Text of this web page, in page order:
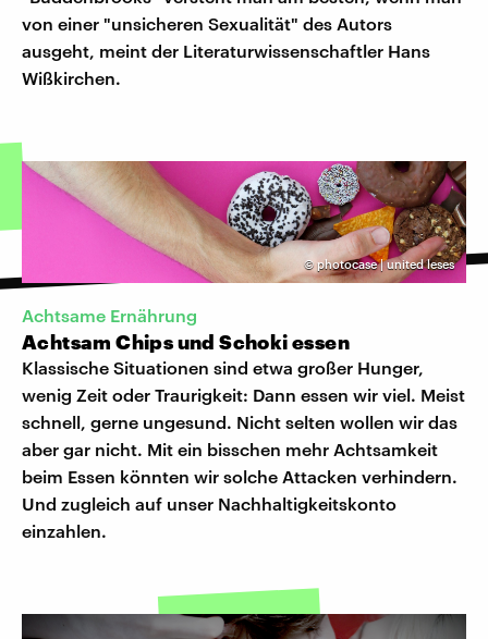
von einer "unsicheren Sexualität" des Autors
ausgeht, meint der Literaturwissenschaftler Hans
Wißkirchen.
©photocase | united leses
Achtsame Ernährung
Achtsam Chips und Schoki essen
Klassische Situationen sind etwa großer Hunger,
wenig Zeit oder Traurigkeit: Dann essen wir viel. Meist
schnell, gerne ungesund. Nicht selten wollen wir das
aber gar nicht. Mit ein bisschen mehr Achtsamkeit
beim Essen könnten wir solche Attacken verhindern.
Und zugleich auf unser Nachhaltigkeitskonto
einzahlen.